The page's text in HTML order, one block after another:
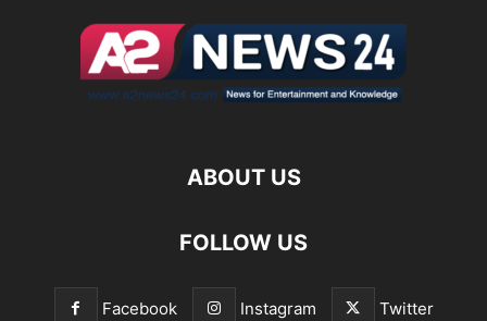
ABOUT US
FOLLOW US
Facebook Instagram Twitter